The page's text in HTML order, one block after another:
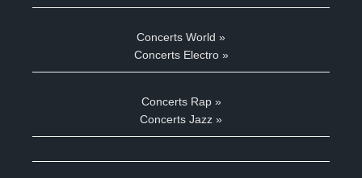
Concerts World »
Concerts Electro »
Concerts Rap »
Concerts Jazz »